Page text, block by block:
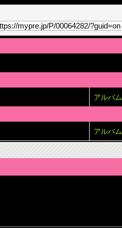
アルバム
アルバム